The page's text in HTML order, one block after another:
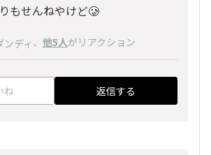
もせんねやけど🥲
ンディ 、 他5人がリアクション
ね 返信する